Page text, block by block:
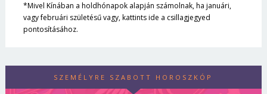
*Mivel Kínában a holdhónapok alapján számolnak, ha januári,
vagy februári születésű vagy, kattints ide a csillagjegyed
pontosításához.
SZEMÉLYRE SZABOTT HOROSZKÓP